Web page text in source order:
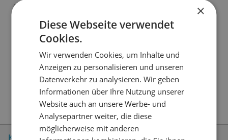
die Möglichkeit der kostenlosen Nachzahlung oder
der geteilten Zahlung.
Sie haben eine Frage zu unseren Produkten oder
unserem Service? Zögern Sie nicht,
Kontakt
aufzunehmen
. Unser fachkundiges Personal wird
Ihnen gerne weiterhelfen.
×
Diese Webseite verwendet
Cookies.
Wir verwenden Cookies, um Inhalte und
Anzeigen zu personalisieren und unseren
Datenverkehr zu analysieren. Wir geben
Informationen über Ihre Nutzung unserer
Website auch an unsere Werbe- und
Analysepartner weiter, die diese
möglicherweise mit anderen